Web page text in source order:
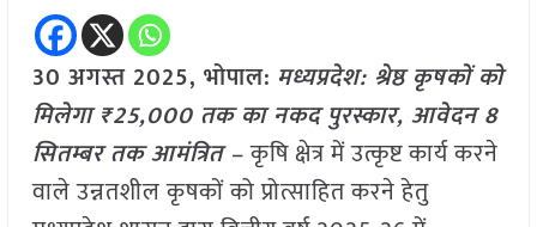
30 अगस्त 2025, भोपाल: मध्यप्रदेश: श्रेष्ठ कृषकों को
मिलेगा ₹25,000 तक का नकद पुरस्कार, आवेदन 8
सितम्बर तक आमंत्रित –कृषि क्षेत्र में उत्कृष्ट कार्य करने
वाले उन्नतशील कृषकों को प्रोत्साहित करने हेतु